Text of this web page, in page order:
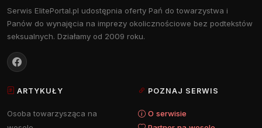
Serwis ElitePortal.pl udostępnia oferty Pań do towarzystwa i
Panów do wynajęcia na imprezy okolicznościowe bez podtekstów
seksualnych. Działamy od 2009 roku.
ARTYKUŁY
Osoba towarzysząca na
POZNAJ SERWIS
O serwisie